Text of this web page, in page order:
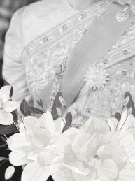
See details
settings